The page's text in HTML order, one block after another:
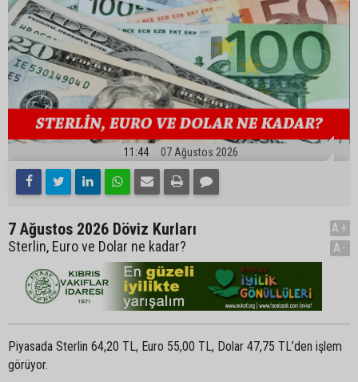
11:44 07 Ağustos 2026
7 Ağustos 2026 Döviz Kurları
Sterlin, Euro ve Dolar ne kadar?
A+
A-
Piyasada Sterlin 64,20 TL, Euro 55,00 TL, Dolar 47,75 TL’den işlem
görüyor.